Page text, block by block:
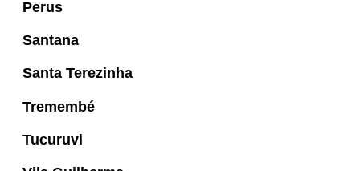
Perus
Santana
Santa Terezinha
Tremembé
Tucuruvi